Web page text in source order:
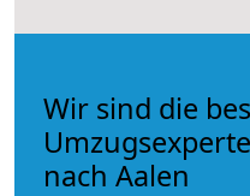
Wir sind die
nach Aalen